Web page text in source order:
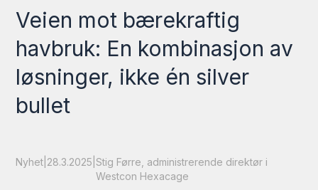
Veien mot bærekraftig
havbruk: En kombinasjon av
løsninger, ikke én silver
bullet
Nyhet 28.3.2025 |Stig Førre, administrerende direktør i
Westcon Hexacage